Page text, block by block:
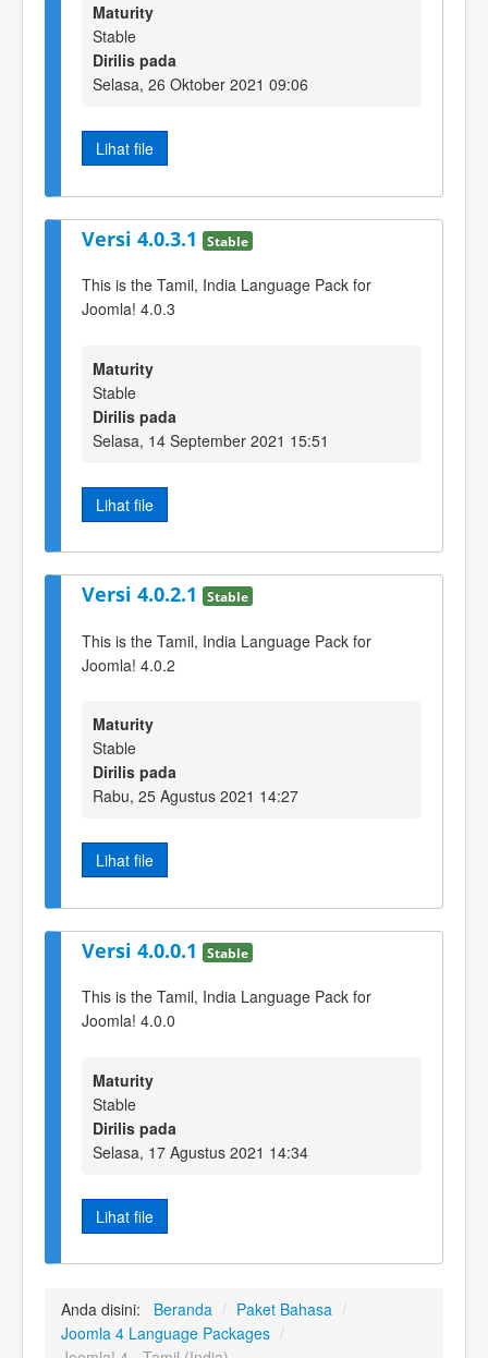
Maturity
Stable
Dirilis pada
Selasa, 26 Oktober 2021 09:06
Lihat file
Versi 4.0.3.1 Stable
This is the Tamil, India Language Pack for
Joomla! 4.0.3
Maturity
Stable
Dirilis pada
Selasa, 14 September 2021 15:51
Lihat file
Versi 4.0.2.1 Stable
This is the Tamil, India Language Pack for
Joomla! 4.0.2
Maturity
Stable
Dirilis pada
Rabu, 25 Agustus 2021 14:27
Lihat file
Versi 4.0.0.1 Stable
This is the Tamil, India Language Pack for
Joomla! 4.0.0
Maturity
Stable
Dirilis pada
Selasa, 17 Agustus 2021 14:34
Lihat file
Anda disini: Beranda / Paket Bahasa /
Joomla 4 Language Packages /